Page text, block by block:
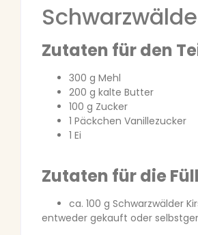
Zutaten für den
300 g Mehl
200 g kalte Butter
100 g Zucker
1 Päckchen Vanillezucker
1 Ei
Zutaten für die
ca. 100 g Schwarzwälder
entweder gekauft oder